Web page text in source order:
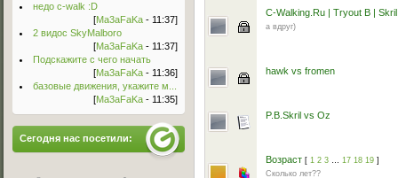
C-Walking.Ru | Tryout B | Skril
а вдруг)
hawk vs fromen
P.B.Skril vs Oz
Возраст [ 1 2 3 … 17 18 19 ]
Сколько лет??
недо c-walk :D
[Ma3aFaKa - 11:37]
2 видос SkyMalboro
[Ma3aFaKa - 11:37]
Подскажите с чего начать
[Ma3aFaKa - 11:36]
базовые движения, укажите м...
[Ma3aFaKa - 11:35]
Сегодня нас посетили: